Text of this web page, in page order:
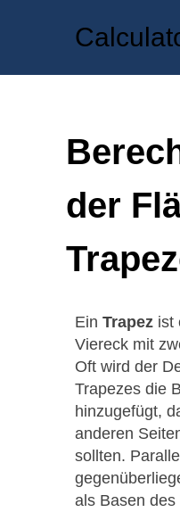
der
Ein Trapez ist
Viereck mit
Oft wird der
Trapezes die
hinzugefügt,
anderen
sollten.
als Basen des